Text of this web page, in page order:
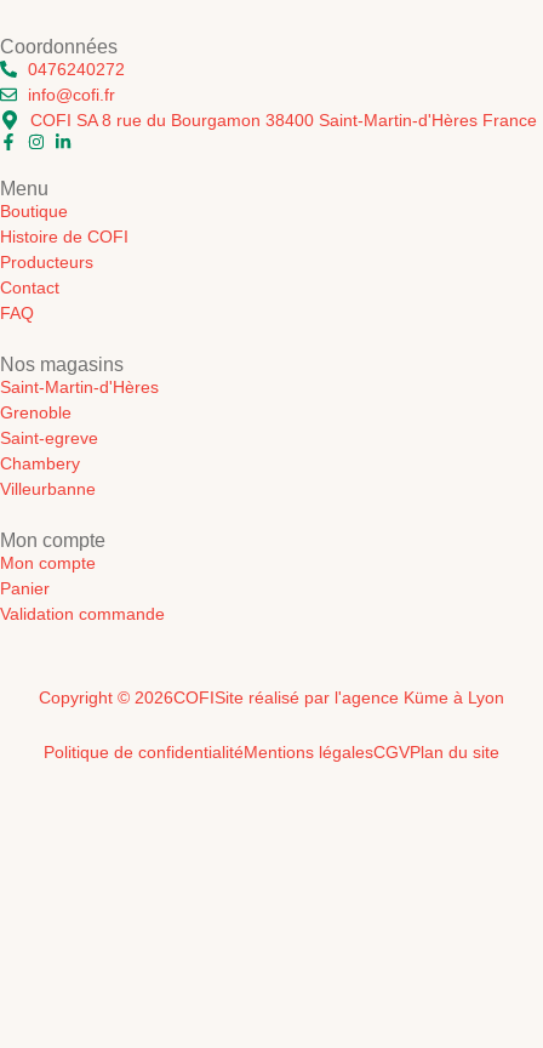
Coordonnées
0476240272
info@cofi.fr
COFI SA 8 rue du Bourgamon 38400 Saint-Martin-d'Hères France
Menu
Boutique
Histoire de COFI
Producteurs
Contact
FAQ
Nos magasins
Saint-Martin-d'Hères
Grenoble
Saint-egreve
Chambery
Villeurbanne
Mon compte
Mon compte
Panier
Validation commande
Copyright © 2026COFISite réalisé par l'agence Küme à Lyon
Politique de confidentialitéMentions légalesCGVPlan du site